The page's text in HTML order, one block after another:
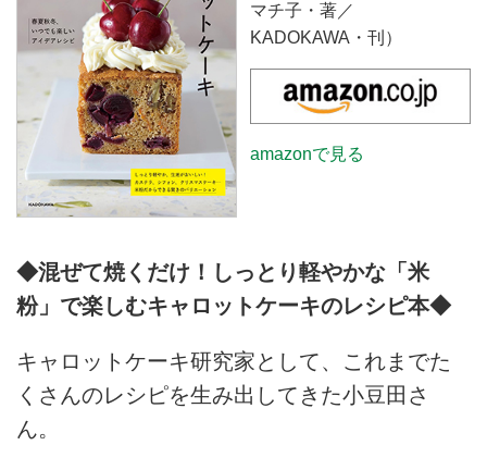
マチ子・著／
KADOKAWA・刊）
amazonで見る
◆混ぜて焼くだけ！しっとり軽やかな「米
粉」で楽しむキャロットケーキのレシピ本◆
キャロットケーキ研究家として、これまでた
くさんのレシピを生み出してきた小豆田さ
ん。